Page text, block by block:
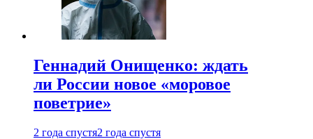
Геннадий Онищенко: ждать
ли России новое «моровое
поветрие»
2 года спустя2 года спустя